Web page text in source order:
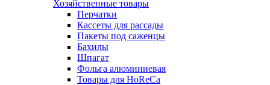
Хозяйственные товары
Перчатки
Кассеты для рассады
Пакеты под саженцы
Бахилы
Шпагат
Фольга алюминиевая
Товары для HoReCa